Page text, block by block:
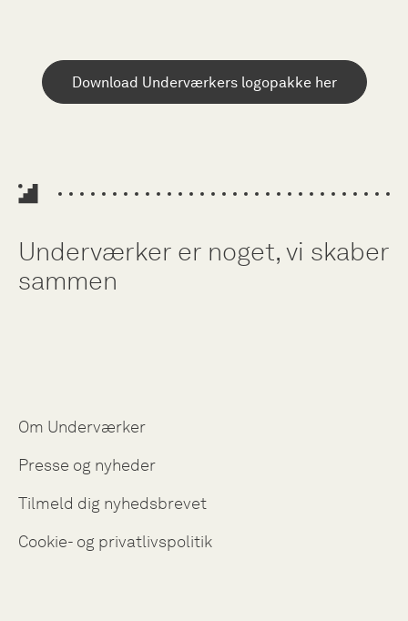
Download Underværkers logopakke her
Underværker er noget, vi skaber
sammen
Om Underværker
Presse og nyheder
Tilmeld dig nyhedsbrevet
Cookie- og privatlivspolitik